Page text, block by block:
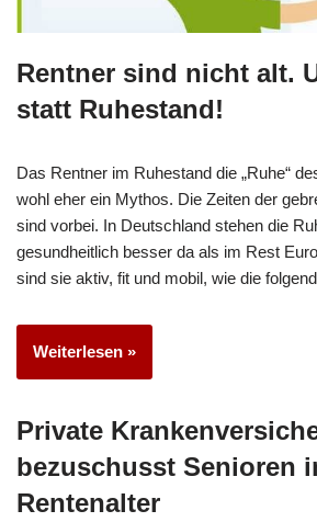
Rentner sind nicht alt.
statt Ruhestand!
Das Rentner im Ruhestand die „Ruhe“
wohl eher ein Mythos. Die Zeiten der
sind vorbei. In Deutschland stehen die
gesundheitlich besser da als im Rest
sind sie aktiv, fit und mobil, wie die
Weiterlesen »
Private
bezuschusst Senioren
Rentenalter